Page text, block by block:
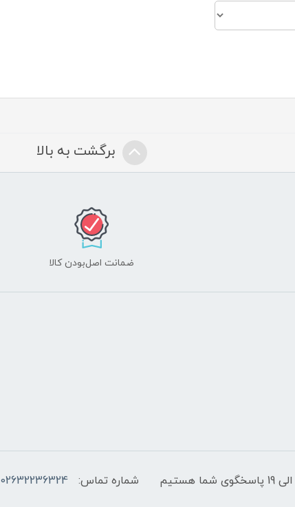
برگشت به بالا
ضمانت اصل‌بودن کالا
شماره تماس: 02632236324